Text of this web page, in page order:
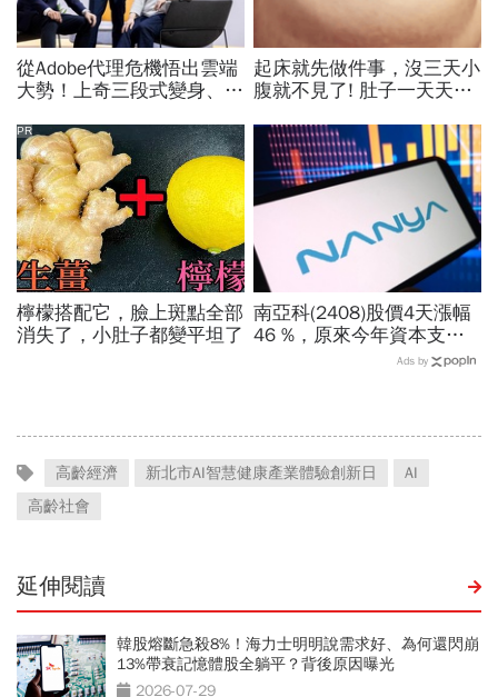
從Adobe代理危機悟出雲端
大勢！上奇三段式變身、季
無人機3D列印財
起床就先做件事，沒三天小
腹就不見了! 肚子一天天變
檸檬搭配它，臉上斑點全部
消失了，小肚子都變平坦了
PR
南亞科(2408)股價4天漲幅
46 %，原來今年資本支出
拉高、7月營收增7倍破
Ads by
高齡經濟 新北市AI智慧健康產業體驗創新日
AI
高齡社會
延伸閱讀
韓股熔斷急殺8%！海力士明明說需求好、為何還閃崩
13%帶衰記憶體股全躺平？背後原因曝光
2026-07-29